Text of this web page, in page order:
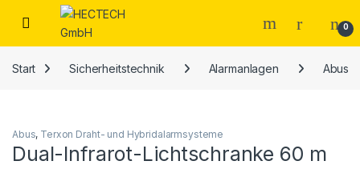
Open 0
Start Sicherheitstechnik Alarmanlagen Abus
Abus, Terxon Draht- und Hybridalarmsysteme
Dual-Infrarot-Lichtschranke 60 m